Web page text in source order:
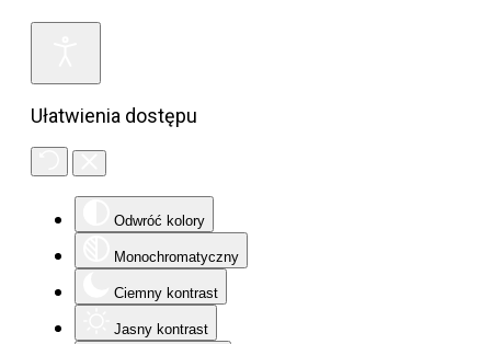
Ułatwienia dostępu
Odwróć kolory
Monochromatyczny
Ciemny kontrast
Jasny kontrast